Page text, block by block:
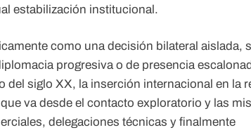
estabilización institucional.
como una decisión bilateral aislada,
progresiva o de presencia
del siglo XX, la inserción internacional en la
va desde el contacto exploratorio y las
delegaciones técnicas y finalmente